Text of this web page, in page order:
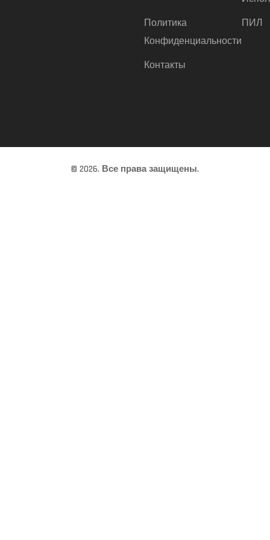
Политика
Конфиденциальности
ПИЛ
Контакты
© 2026. Все права защищены.